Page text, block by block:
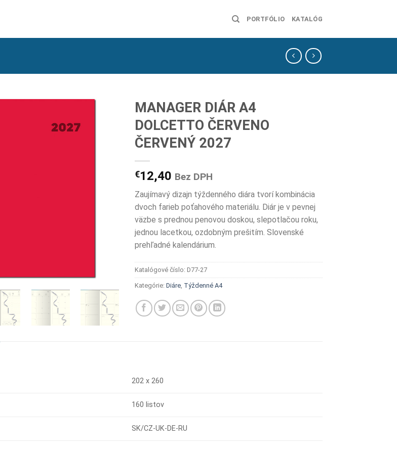
PORTFÓLIO KATALÓG
MANAGER DIÁR A4
DOLCETTO ČERVENO
ČERVENÝ 2027
€12,40 Bez DPH
Zaujímavý dizajn týždenného diára tvorí kombinácia
dvoch farieb poťahového materiálu. Diár je v pevnej
väzbe s prednou penovou doskou, slepotlačou roku,
jednou lacetkou, ozdobným prešitím. Slovenské
prehľadné kalendárium.
Katalógové číslo:D77-27
Kategórie:Diáre Týždenné A4
202 x 260
160 listov
SK/CZ-UK-DE-RU